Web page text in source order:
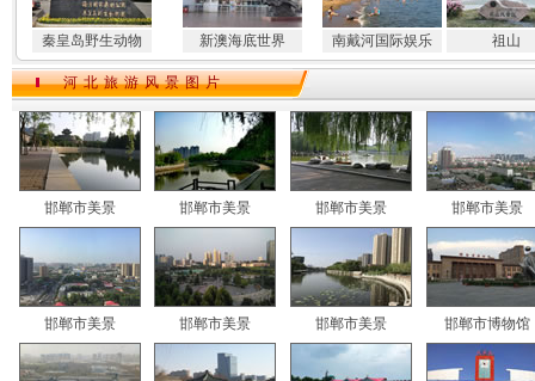
秦皇岛野生动物 新澳海底世界 南戴河国际娱乐 祖山
河北旅游风景图片
邯郸市美景 邯郸市美景 邯郸市美景 邯郸市美景
邯郸市美景 邯郸市美景 邯郸市美景 邯郸市博物馆